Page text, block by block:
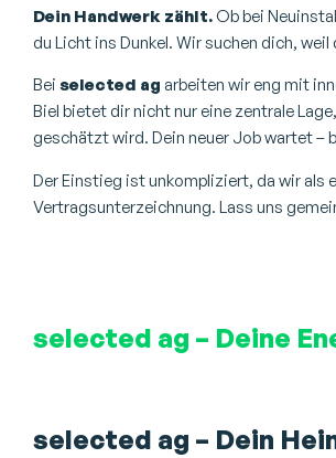
Dein Handwerk zählt.Ob bei
du Licht ins Dunkel. Wir suchen dich,
Bei selected ag arbeiten wir eng mit
Biel bietet dir nicht nur eine zentrale
geschätzt wird. Dein neuer Job wartet –
Der Einstieg ist unkompliziert, da wir als
Vertragsunterzeichnung. Lass uns
selected ag – Deine
selected ag – Dein